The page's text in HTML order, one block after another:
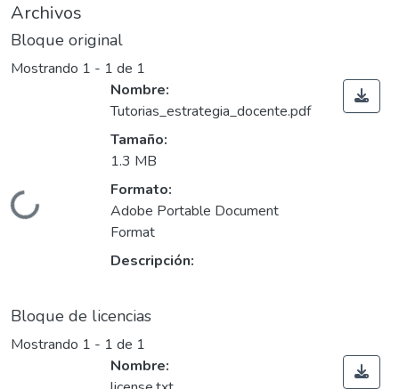
Archivos
Bloque original
Mostrando 1 - 1 de 1
Cargando...
Nombre:
Tutorias_estrategia_docente.pdf
Tamaño:
1.3 MB
Formato:
Adobe Portable Document
Format
Descripción:
Bloque de licencias
Mostrando 1 - 1 de 1
Nombre: